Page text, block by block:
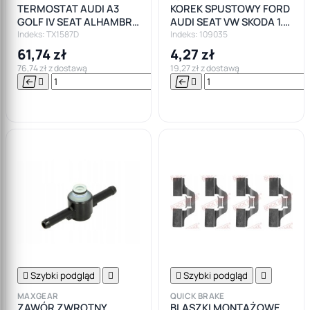
TERMOSTAT AUDI A3
GOLF IV SEAT ALHAMBRA
FORD GALAXY SKODA
OCTAVIA
Indeks: TX1587D
61,74 zł
76,74 zł z dostawą
  

KOREK SPUSTOWY FORD
AUDI SEAT VW SKODA 1.9
TDI
Indeks: 109035
4,27 zł
19,27 zł z dostawą
 
 Szybki podgląd 
MAXGEAR
ZAWÓR ZWROTNY
 Szybki podgląd 
QUICK BRAKE
BLASZKI MONTAŻOWE